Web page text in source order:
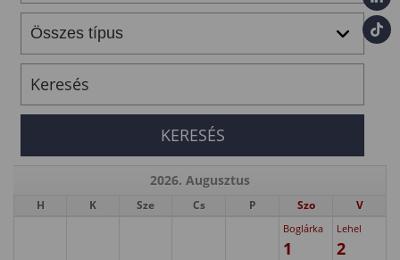
2026. Augusztus
H K Sze Cs P Szo V
Boglárka
1
Lehel
2